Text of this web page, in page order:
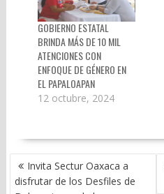
GOBIERNO ESTATAL
BRINDA MÁS DE 10 MIL
ATENCIONES CON
ENFOQUE DE GÉNERO EN
EL PAPALOAPAN
12 octubre, 2024
NAVEGACIÓN
DE Invita Sectur Oaxaca a
disfrutar de los Desfiles de